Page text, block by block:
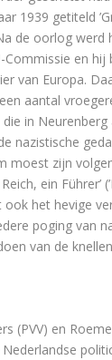
1939 getiteld
de oorlog werd
Commissie en hij
van Europa.
aantal
in Neurenberg
nazistische
moest zijn
ein Führer’
ook het hevige
poging van
van de
(PVV) en